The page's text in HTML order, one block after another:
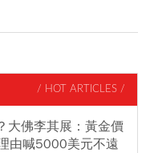
/ HOT ARTICLES /
大佛李其展：黃金價
由喊5000美元不遠